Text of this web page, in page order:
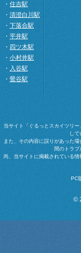
・ 住吉駅
・ 清澄白川駅
・ 下落合駅
・ 平井駅
・ 四ツ木駅
・ 小村井駅
・ 入谷駅
・ 鶯谷駅
当サイト「ぐるっとスカイツリ
して
また、その内容に誤りがあった
間のトラブ
尚、当サイトに掲載されている情
PC
©